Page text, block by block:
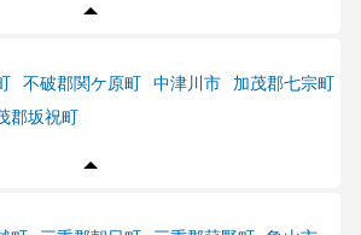
不破郡関ケ原町 中津川市
加茂郡七宗町
郡坂祝町